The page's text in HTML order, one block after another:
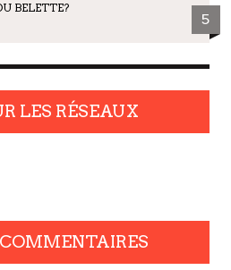
BELETTE?
5
LES RÉSEAUX